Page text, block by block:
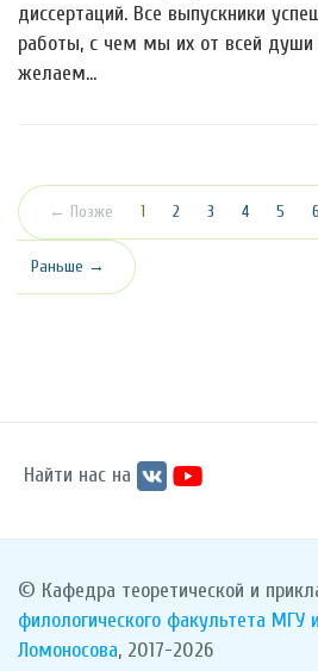
диссертаций. Все выпускники
работы, с чем мы их от всей души
желаем…
← Позже 1 (текущая)
2 3 4 5 6
Раньше →
Найти нас на
© Кафедра теоретической и
филологического факультета МГУ
Ломоносова, 2017-2026